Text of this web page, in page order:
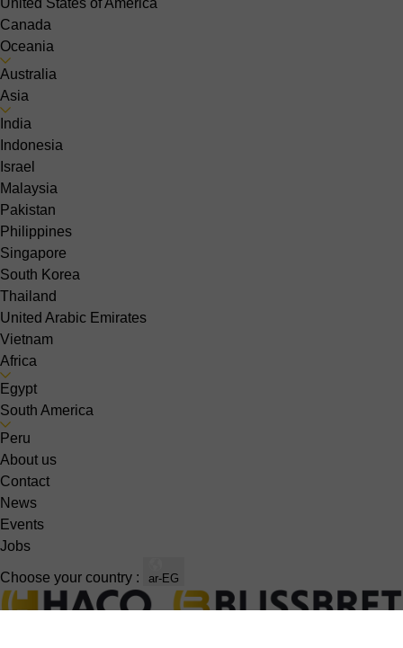
United States of America
Canada
Oceania
Australia
Asia
India
Indonesia
Israel
Malaysia
Pakistan
Philippines
Singapore
South Korea
Thailand
United Arabic Emirates
Vietnam
Africa
Egypt
South America
Peru
About us
Contact
News
Events
Jobs
Choose your country : ar-EG